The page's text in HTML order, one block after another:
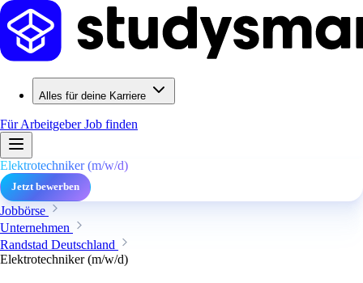
Alles für deine Karriere
Für ArbeitgeberJob finden
Elektrotechniker (m/w/d)
Jetzt bewerben
Jobbörse
Unternehmen
Randstad Deutschland
Elektrotechniker (m/w/d)